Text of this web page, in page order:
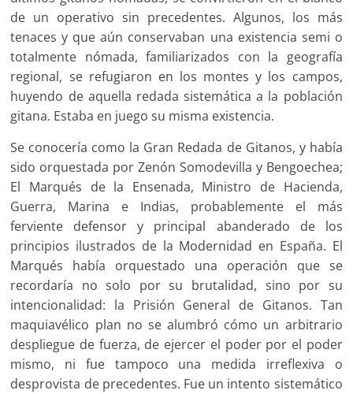
de un operativo sin precedentes. Algunos, los más
tenaces y que aún conservaban una existencia semi o
totalmente nómada, familiarizados con la geografía
regional, se refugiaron en los montes y los campos,
huyendo de aquella redada sistemática a la población
gitana. Estaba en juego su misma existencia.
Se conocería como la Gran Redada de Gitanos, y había
sido orquestada por Zenón Somodevilla y Bengoechea;
El Marqués de la Ensenada, Ministro de Hacienda,
Guerra, Marina e Indias, probablemente el más
ferviente defensor y principal abanderado de los
principios ilustrados de la Modernidad en España. El
Marqués había orquestado una operación que se
recordaría no solo por su brutalidad, sino por su
intencionalidad: la Prisión General de Gitanos. Tan
maquiavélico plan no se alumbró cómo un arbitrario
despliegue de fuerza, de ejercer el poder por el poder
mismo, ni fue tampoco una medida irreflexiva o
desprovista de precedentes. Fue un intento sistemático